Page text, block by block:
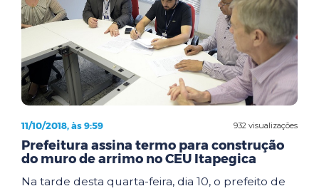
932 visualizações
11/10/2018, às 9:59
Prefeitura assina termo para construção
do muro de arrimo no CEU Itapegica
Na tarde desta quarta-feira, dia 10, o prefeito de